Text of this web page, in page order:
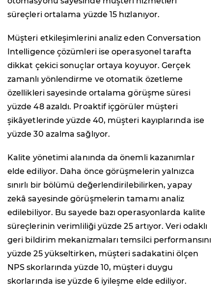
süreçleri ortalama yüzde 15 hızlanıyor.
Müşteri etkileşimlerini analiz eden Conversation
Intelligence çözümleri ise operasyonel tarafta
dikkat çekici sonuçlar ortaya koyuyor. Gerçek
zamanlı yönlendirme ve otomatik özetleme
özellikleri sayesinde ortalama görüşme süresi
yüzde 48 azaldı. Proaktif içgörüler müşteri
şikâyetlerinde yüzde 40, müşteri kayıplarında ise
yüzde 30 azalma sağlıyor.
Kalite yönetimi alanında da önemli kazanımlar
elde ediliyor. Daha önce görüşmelerin yalnızca
sınırlı bir bölümü değerlendirilebilirken, yapay
zekâ sayesinde görüşmelerin tamamı analiz
edilebiliyor. Bu sayede bazı operasyonlarda kalite
süreçlerinin verimliliği yüzde 25 artıyor. Veri odaklı
geri bildirim mekanizmaları temsilci performansını
yüzde 25 yükseltirken, müşteri sadakatini ölçen
NPS skorlarında yüzde 10, müşteri duygu
skorlarında ise yüzde 6 iyileşme elde ediliyor.